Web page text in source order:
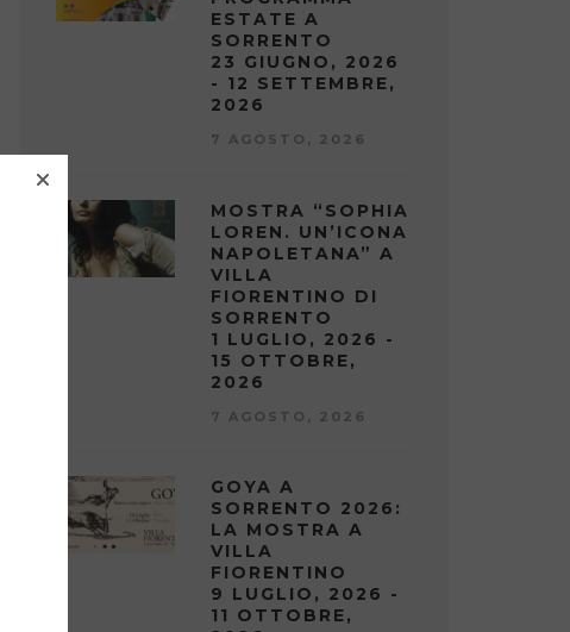
ESTATE A
SORRENTO
23 GIUGNO, 2026
- 12 SETTEMBRE,
2026
7 AGOSTO, 2026
MOSTRA “SOPHIA
LOREN. UN’ICONA
NAPOLETANA” A
VILLA
FIORENTINO DI
SORRENTO
1 LUGLIO, 2026 -
15 OTTOBRE,
2026
7 AGOSTO, 2026
GOYA A
SORRENTO 2026:
LA MOSTRA A
VILLA
FIORENTINO
9 LUGLIO, 2026 -
11 OTTOBRE,